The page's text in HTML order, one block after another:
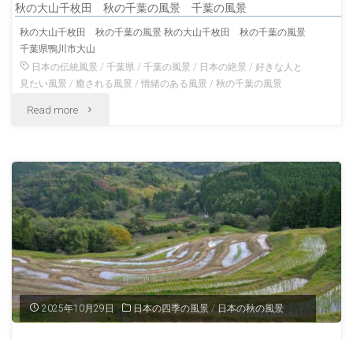
秋の大山千枚田 秋の千葉の風景 千葉の風景
秋の大山千枚田 秋の千葉の風景 秋の大山千枚田 秋の千葉の風景
千葉県鴨川市大山
日本の伝統風景 /千葉県 /千葉の風景 / 日本の絶景 /好きな人と
見たい風景 /癒される風景 /情緒のある風景 /秋の千葉の風景
Read more "秋
大
山
千
枚
田
2025年10月29日 日本の四季の風景 / 日本の秋の風景